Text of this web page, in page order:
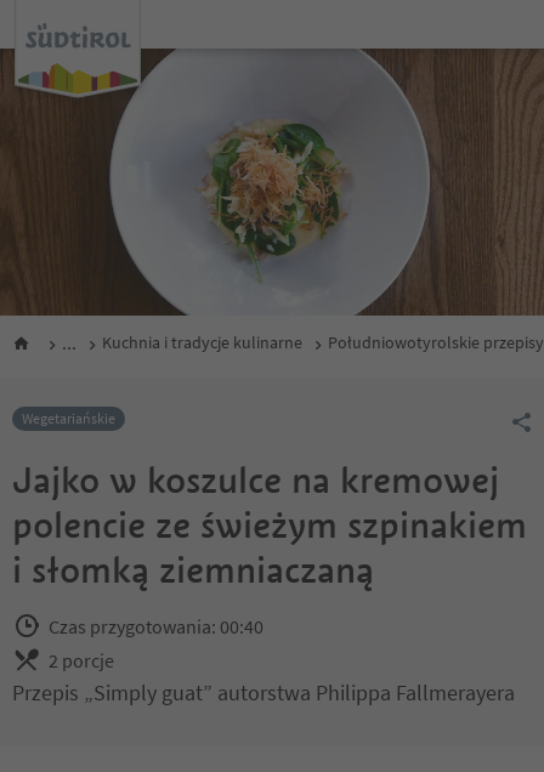
... Kuchnia i tradycje kulinarne Południowotyrolskie przepisy
Wegetariańskie
Jajko w koszulce na kremowej
polencie ze świeżym szpinakiem
i słomką ziemniaczaną
Czas przygotowania: 00:40
2 porcje
Przepis „Simply guat” autorstwa Philippa Fallmerayera